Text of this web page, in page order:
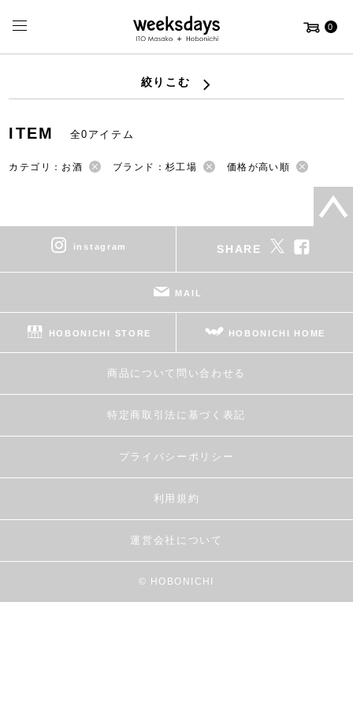
0
絞りこむ
ITEM 全0アイテム
カテゴリ：お酒 ブランド：杉工場 価格が高い順
instagram SHARE
MAIL
HOBONICHI STORE HOBONICHI HOME
商品について問い合わせる
特定商取引法に基づく表記
プライバシーポリシー
利用規約
運営会社について
© HOBONICHI